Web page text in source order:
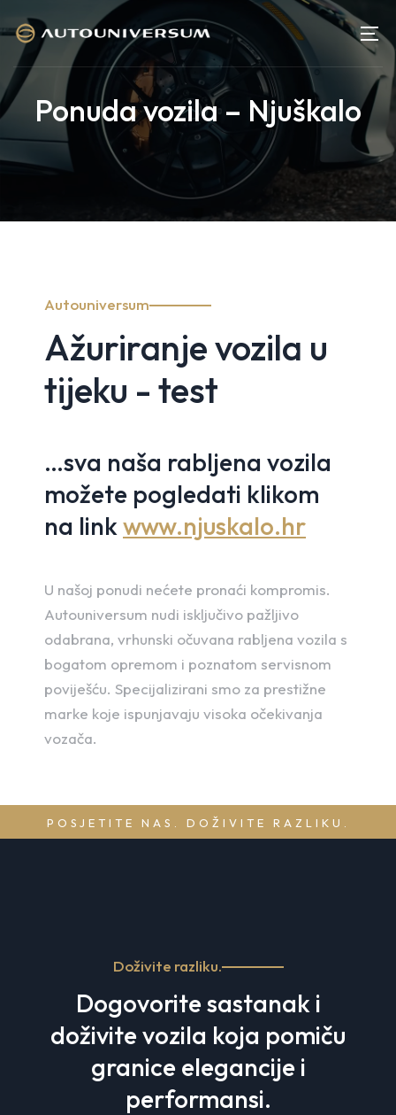
Ponuda vozila – Njuškalo
Autouniversum
Ažuriranje vozila u
tijeku - test
…sva naša rabljena vozila
možete pogledati klikom
na linkwww.njuskalo.hr
U našoj ponudi nećete pronaći kompromis.
Autouniversum nudi isključivo pažljivo
odabrana, vrhunski očuvana rabljena vozila s
bogatom opremom i poznatom servisnom
poviješću. Specijalizirani smo za prestižne
marke koje ispunjavaju visoka očekivanja
vozača.
POSJETITE NAS. DOŽIVITE RAZLIKU.
Doživite razliku.
Dogovorite sastanak i
doživite vozila koja pomiču
granice elegancije i
performansi.